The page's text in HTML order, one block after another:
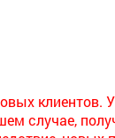
клиентов.
случае,